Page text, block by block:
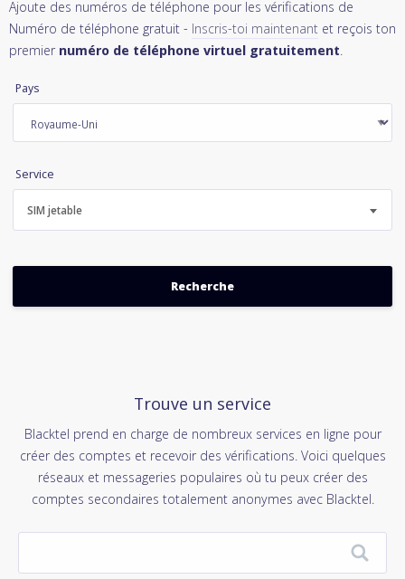
Ajoute des numéros de téléphone pour les vérifications de
Numéro de téléphone gratuit - Inscris-toi maintenant et reçois ton
premier numéro de téléphone virtuel gratuitement.
Pays
Service
SIM jetable
Trouve un service
Blacktel prend en charge de nombreux services en ligne pour
créer des comptes et recevoir des vérifications. Voici quelques
réseaux et messageries populaires où tu peux créer des
comptes secondaires totalement anonymes avec Blacktel.